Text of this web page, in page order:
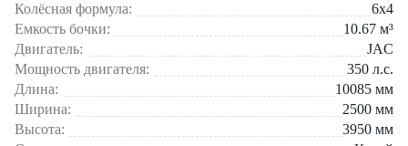
управления
Долговечность
антикоррозийное покрытие
Основные сферы применения:
Строительство жилых комплексов
Колёсная формула:
6x4
Емкость бочки:
10.67 м³
Двигатель:
JAC
Мощность двигателя:
350 л.с.
Длина:
10085 мм
Ширина:
2500 мм
Высота:
3950 мм